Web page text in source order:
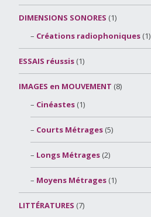
DIMENSIONS SONORES (1)
Créations radiophoniques(1)
ESSAIS réussis (1)
IMAGES en MOUVEMENT (8)
Cinéastes(1)
Courts Métrages(5)
Longs Métrages(2)
Moyens Métrages(1)
LITTÉRATURES (7)